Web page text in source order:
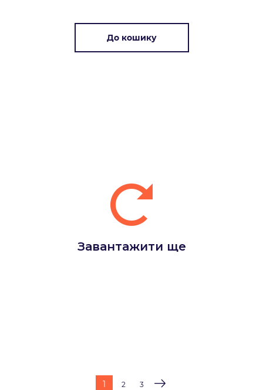
До кошику
Завантажити ще
1 2 3